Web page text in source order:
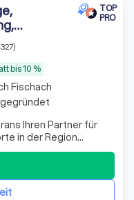
TOP
PRO
bis 10 %
Ihren Partner für
in der Region
und darüber
nicht nur Ihre
sich mit
Aspekt
Fischach